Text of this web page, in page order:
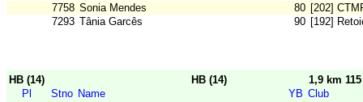
7758 Sonia Mendes 80 [202]
7293 Tânia Garcês 90 [192]
HB (14) HB (14)
1,9 km
Pl
Stno Name YB Club